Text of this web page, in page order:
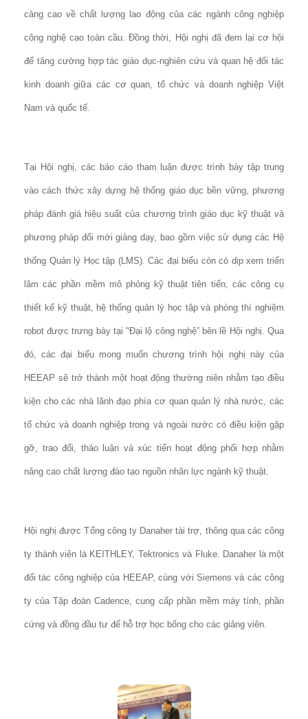
càng cao về chất lượng lao động của các ngành công nghiệp
công nghệ cao toàn cầu. Đồng thời, Hội nghị đã đem lại cơ hội
để tăng cường hợp tác giáo dục-nghiên cứu và quan hệ đối tác
kinh doanh giữa các cơ quan, tổ chức và doanh nghiệp Việt
Nam và quốc tế.
Tại Hội nghị, các báo cáo tham luận được trình bày tập trung
vào cách thức xây dựng hệ thống giáo dục bền vững, phương
pháp đánh giá hiệu suất của chương trình giáo dục kỹ thuật và
phương pháp đổi mới giảng dạy, bao gồm việc sử dụng các Hệ
thống Quản lý Học tập (LMS). Các đại biểu còn có dịp xem triển
lãm các phần mềm mô phỏng kỹ thuật tiên tiến, các công cụ
thiết kế kỹ thuật, hệ thống quản lý học tập và phòng thí nghiệm
robot được trưng bày tại "Đại lộ công nghệ” bên lề Hội nghị. Qua
đó, các đại biểu mong muốn chương trình hội nghị này của
HEEAP sẽ trở thành một hoạt động thường niên nhằm tạo điều
kiện cho các nhà lãnh đạo phía cơ quan quản lý nhà nước, các
tổ chức và doanh nghiệp trong và ngoài nước có điều kiện gặp
gỡ, trao đổi, thảo luận và xúc tiến hoạt động phối hợp nhằm
nâng cao chất lượng đào tạo nguồn nhân lực ngành kỹ thuật.
Hội nghị được Tổng công ty Danaher tài trợ, thông qua các công
ty thành viên là KEITHLEY, Tektronics và Fluke. Danaher là một
đối tác công nghiệp của HEEAP, cùng với Siemens và các công
ty của Tập đoàn Cadence, cung cấp phần mềm máy tính, phần
cứng và đồng đầu tư để hỗ trợ học bổng cho các giảng viên.